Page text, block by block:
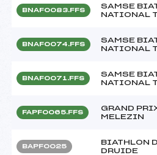
BNAF0083.FFS
SAMSE
NATIONAL
BNAF0074.FFS
SAMSE
NATIONAL
BNAF0071.FFS
SAMSE
NATIONAL
FAPF0065.FFS
GRAND
MELEZIN
BAPF0025
BIATHLON
DRUIDE